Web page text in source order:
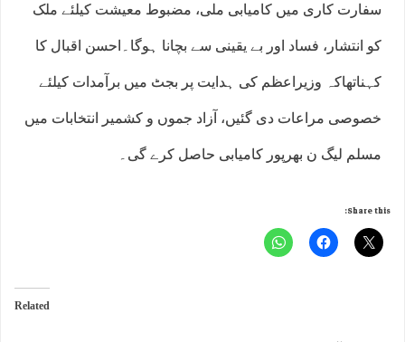
سفارت کاری میں کامیابی ملی، مضبوط معیشت کیلئے ملک
کو انتشار، فساد اور بے یقینی سے بچانا ہوگا۔احسن اقبال کا
کہناتھاکہ وزیراعظم کی ہدایت پر بجٹ میں برآمدات کیلئے
خصوصی مراعات دی گئیں، آزاد جموں و کشمیر انتخابات میں
مسلم لیگ ن بھرپور کامیابی حاصل کرے گی۔
Share this:
Related